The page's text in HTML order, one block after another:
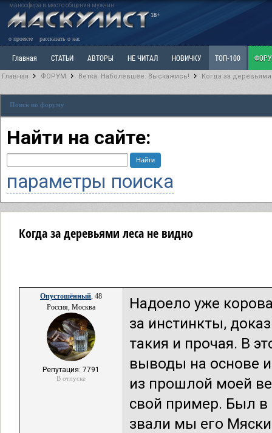
маносфера и место общения мужчин
18+
о проекте рассказать о нас
Главная СТАТЬИ АВТОРЫ НЕ ЧИТАЛ НОВИЧКУ ТОП-100
Ветка: Наболевшее. Выскажись!
РАЗДЕЛ: Разное
Главная ФОРУМ Ветка: Наболевшее. Выскажись! Когда за
Поиск по форуму
Найти на сайте:
параметры поиска
Когда за деревьями леса не видно
Опустошённый, 48
Россия, Москва
Репутация: 7791
В отпуске
Надоело уже
за инстинкты,
такия и прочая. В
выводы на основе
из прошлой моей
свой пример. Был в
звали мы его